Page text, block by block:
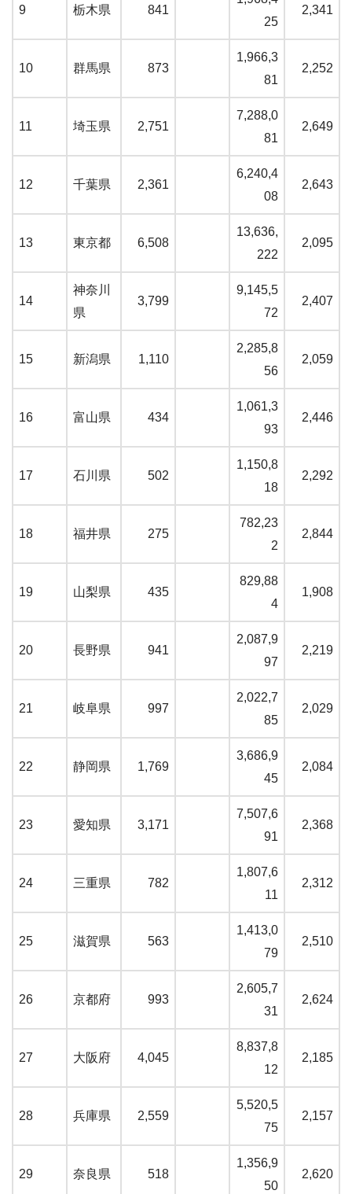
9 栃木県 841
25
2,341
10 群馬県 873
1,966,3
81
2,252
11 埼玉県 2,751
7,288,0
81
2,649
12 千葉県 2,361
6,240,4
08
2,643
13 東京都 6,508
13,636,
222
2,095
14
神奈川
県
3,799
9,145,5
72
2,407
15 新潟県 1,110
2,285,8
56
2,059
16 富山県 434
1,061,3
93
2,446
17 石川県 502
1,150,8
18
2,292
18 福井県 275
782,23
2
2,844
19 山梨県 435
829,88
4
1,908
20 長野県 941
2,087,9
97
2,219
21 岐阜県 997
2,022,7
85
2,029
22 静岡県 1,769
3,686,9
45
2,084
23 愛知県 3,171
7,507,6
91
2,368
24 三重県 782
1,807,6
11
2,312
25 滋賀県 563
1,413,0
79
2,510
26 京都府 993
2,605,7
31
2,624
27 大阪府 4,045
8,837,8
12
2,185
28 兵庫県 2,559
5,520,5
75
2,157
29 奈良県 518
1,356,9
50
2,620